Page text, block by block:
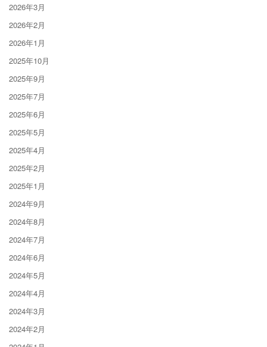
2026年3月
2026年2月
2026年1月
2025年10月
2025年9月
2025年7月
2025年6月
2025年5月
2025年4月
2025年2月
2025年1月
2024年9月
2024年8月
2024年7月
2024年6月
2024年5月
2024年4月
2024年3月
2024年2月